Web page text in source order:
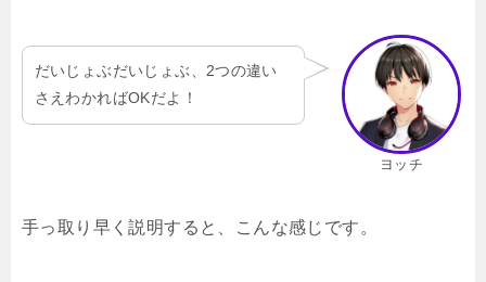
ヨッチ
だいじょぶだいじょぶ、2つの違い
さえわかればOKだよ！
手っ取り早く説明すると、こんな感じです。